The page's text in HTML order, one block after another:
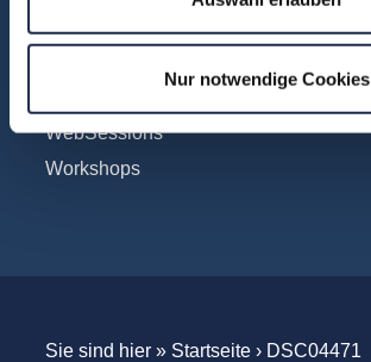
Nur notwendige Cookies
WebSessions
Workshops
Sie sind hier » Startseite› DSC04471